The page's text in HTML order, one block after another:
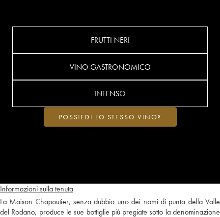
Informazioni sulla tenuta
La Maison Chapoutier, senza dubbio uno dei nomi di punta della Valle
del Rodano, produce le sue bottiglie più pregiate sotto la denominazione
FRUTTI NERI
VINO GASTRONOMICO
INTENSO
POSSIEDI LO STESSO VINO?